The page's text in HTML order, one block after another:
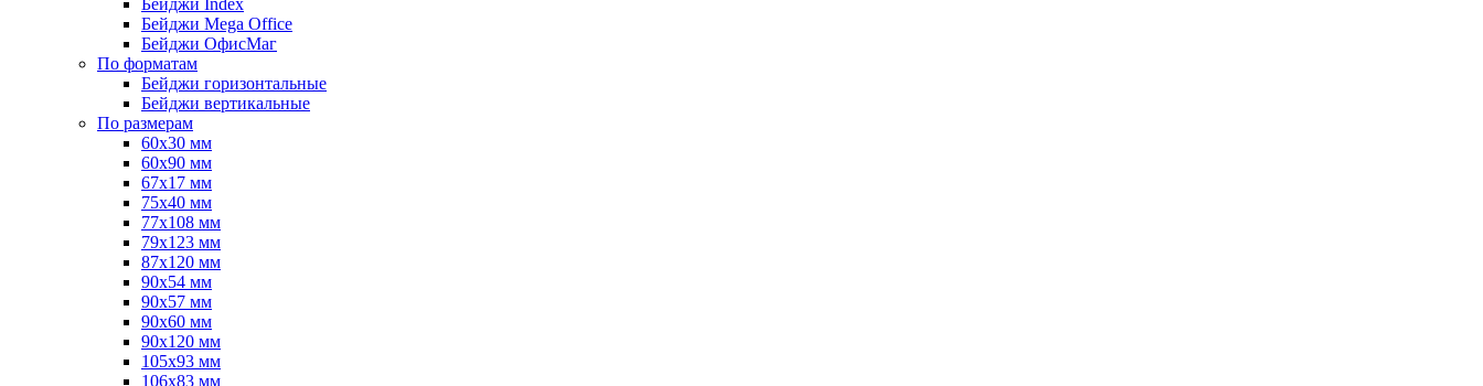
Бейджи Index
Бейджи Mega Office
Бейджи ОфисМаг
По форматам
Бейджи горизонтальные
Бейджи вертикальные
По размерам
60x30 мм
60х90 мм
67х17 мм
75x40 мм
77х108 мм
79х123 мм
87х120 мм
90x54 мм
90х57 мм
90х60 мм
90х120 мм
105х93 мм
106х83 мм